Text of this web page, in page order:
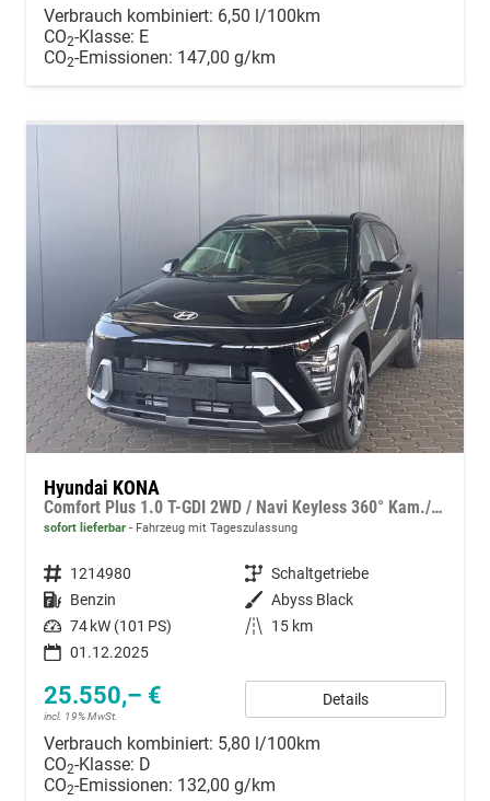
Verbrauch kombiniert: 6,50 l/100km
CO2-Klasse: E
CO2-Emissionen: 147,00 g/km
Hyundai KONA
Comfort Plus 1.0 T-GDI 2WD / Navi Keyless 360° Kam./ Sitz + Lenkradheiz. LED Alu 18"
sofort lieferbar Fahrzeug mit Tageszulassung
Fahrzeugnummer 1214980 Getriebe Schaltgetriebe
Kraftstoff Benzin Außenfarbe Abyss Black
Leistung 74 kW (101 PS) Kilometerstand
15 km
01.12.2025
25.550,– €
incl. 19% MwSt.
Details
Verbrauch kombiniert: 5,80 l/100km
CO2-Klasse: D
CO2-Emissionen: 132,00 g/km